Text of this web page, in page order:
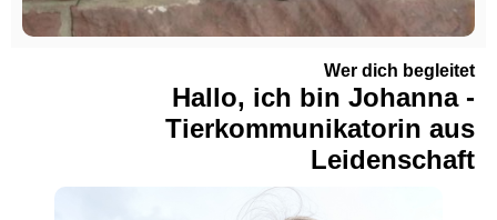
Wer dich begleitet
Hallo, ich bin Johanna -
Tierkommunikatorin aus
Leidenschaft